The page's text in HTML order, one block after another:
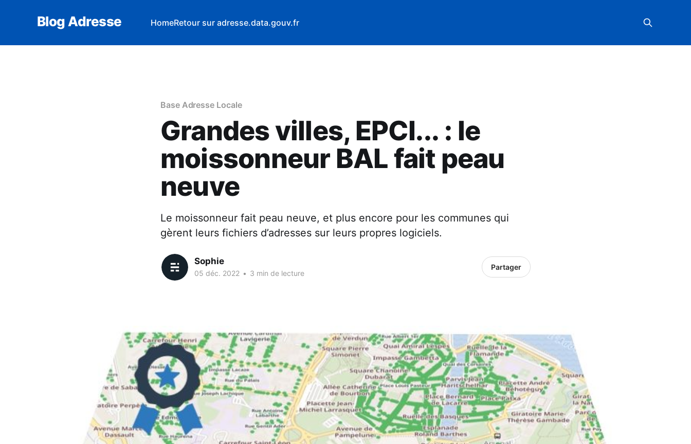
Blog Adresse HomeRetour sur adresse.data.gouv.fr
Base Adresse Locale
Grandes villes, EPCI... : le
moissonneur BAL fait peau
neuve
Le moissonneur fait peau neuve, et plus encore pour les communes qui
gèrent leurs fichiers d’adresses sur leurs propres logiciels.
Sophie
05 déc. 2022 • 3 min de lecture
Partager